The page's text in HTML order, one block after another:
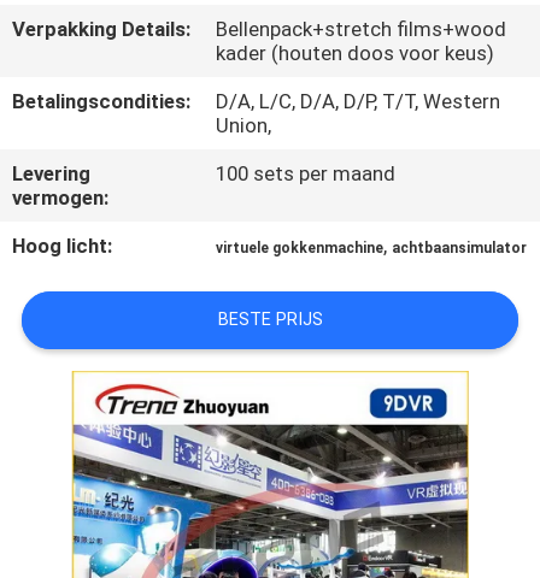
NEEM
MET
OP
NIEUWS
GEVALLEN
SITEMAP
PRIVACY
POLICY
Verpakking Details:
Bellenpack+stretch films+wood
kader (houten doos voor keus)
Betalingscondities:
D/A, L/C, D/A, D/P, T/T, Western
Union,
Levering
vermogen:
100 sets per maand
Hoog licht: virtuele gokkenmachine, achtbaansimulator
BESTE PRIJS